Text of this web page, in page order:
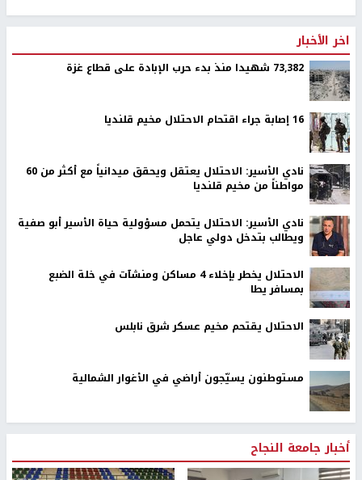
اخر الأخبار
73,382 شهيدا منذ بدء حرب الإبادة على قطاع غزة
16 إصابة جراء اقتحام الاحتلال مخيم قلنديا
نادي الأسير: الاحتلال يعتقل ويحقق ميدانياً مع أكثر من 60
مواطناً من مخيم قلنديا
نادي الأسير: الاحتلال يتحمل مسؤولية حياة الأسير أبو صفية
ويطالب بتدخل دولي عاجل
الاحتلال يخطر بإخلاء 4 مساكن ومنشآت في خلة الضبع
بمسافر يطا
الاحتلال يقتحم مخيم عسكر شرق نابلس
مستوطنون يسيّجون أراضي في الأغوار الشمالية
أخبار جامعة النجاح